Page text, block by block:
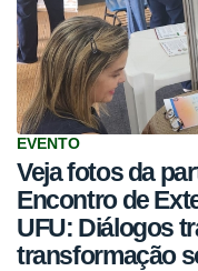
EVENTO
Veja fotos da
Encontro de
UFU: Diálogos
transformação